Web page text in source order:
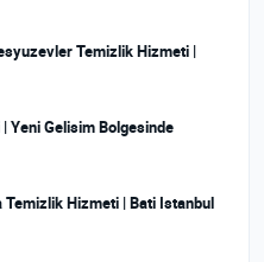
Temizlik Hizmeti |
Yeni Gelisim Bolgesinde
Hizmeti | Bati Istanbul